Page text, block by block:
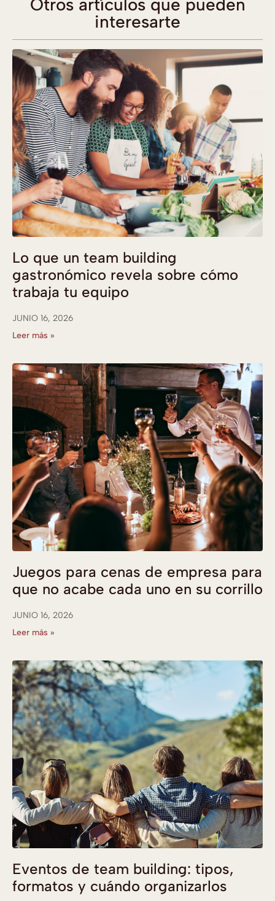
interesarte
Lo que un team building
gastronómico revela sobre cómo
trabaja tu equipo
JUNIO 16, 2026
Leer más »
Juegos para cenas de empresa para
que no acabe cada uno en su corrillo
JUNIO 16, 2026
Leer más »
Eventos de team building: tipos,
formatos y cuándo organizarlos